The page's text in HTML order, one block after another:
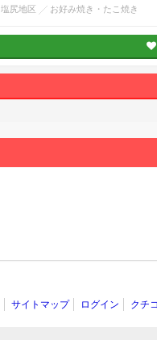
塩尻地区 お好み焼き・たこ焼き
サイトマップ ログイン クチ